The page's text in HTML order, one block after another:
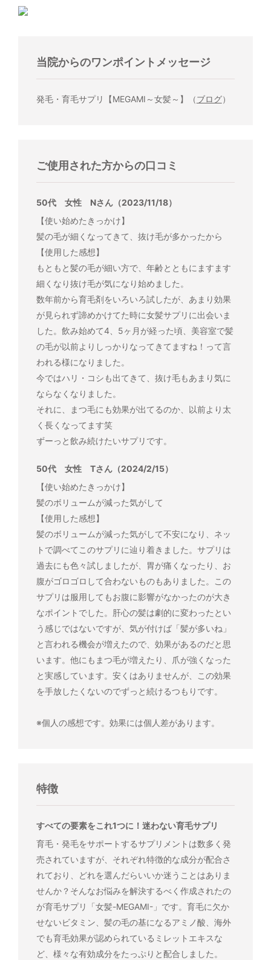
当院からのワンポイントメッセージ
発毛・育毛サプリ【MEGAMI～女髪～】（ブログ）
ご使用された方からの口コミ
50代 女性 Nさん（2023/11/18）
【使い始めたきっかけ】
髪の毛が細くなってきて、抜け毛が多かったから
【使用した感想】
もともと髪の毛が細い方で、年齢とともにますます
細くなり抜け毛が気になり始めました。
数年前から育毛剤をいろいろ試したが、あまり効果
が見られず諦めかけてた時に女髪サプリに出会いま
した。飲み始めて4、5ヶ月が経った頃、美容室で髪
の毛が以前よりしっかりなってきてますね！って言
われる様になりました。
今ではハリ・コシも出てきて、抜け毛もあまり気に
ならなくなりました。
それに、まつ毛にも効果が出てるのか、以前より太
く長くなってます笑
ずーっと飲み続けたいサプリです。
50代 女性 Tさん（2024/2/15）
【使い始めたきっかけ】
髪のボリュームが減った気がして
【使用した感想】
髪のボリュームが減った気がして不安になり、ネッ
トで調べてこのサプリに辿り着きました。サプリは
過去にも色々試しましたが、胃が痛くなったり、お
腹がゴロゴロして合わないものもありました。この
サプリは服用してもお腹に影響がなかったのが大き
なポイントでした。肝心の髪は劇的に変わったとい
う感じではないですが、気が付けば「髪が多いね」
と言われる機会が増えたので、効果があるのだと思
います。他にもまつ毛が増えたり、爪が強くなった
と実感しています。安くはありませんが、この効果
を手放したくないのでずっと続けるつもりです。
※個人の感想です。効果には個人差があります。
特徴
すべての要素をこれ1つに！迷わない育毛サプリ
育毛・発毛をサポートするサプリメントは数多く発
売されていますが、それぞれ特徴的な成分が配合さ
れており、どれを選んだらいいか迷うことはありま
せんか？そんなお悩みを解決するべく作成されたの
が育毛サプリ「女髪-MEGAMI-」です。育毛に欠か
せないビタミン、髪の毛の基になるアミノ酸、海外
でも育毛効果が認められているミレットエキスな
ど、様々な有効成分をたっぷりと配合しました。